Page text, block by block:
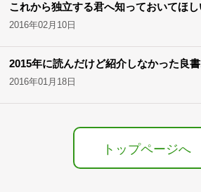
これから独立する君へ知っておいてほし
2016年02月10日
2015年に読んだけど紹介しなかった良
2016年01月18日
トップページへ